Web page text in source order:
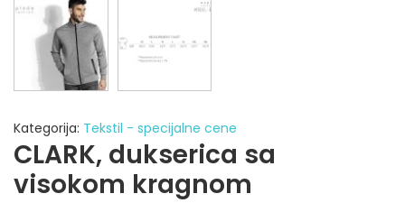
Kategorija: Tekstil - specijalne cene
CLARK, dukserica sa
visokom kragnom